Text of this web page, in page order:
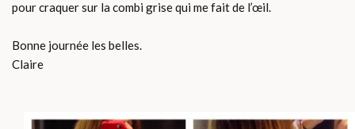
pour craquer sur la combi grise qui me fait de l’œil.
Bonne journée les belles.
Claire